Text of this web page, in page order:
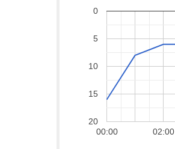
00:00 02:00
0
5
10
15
20